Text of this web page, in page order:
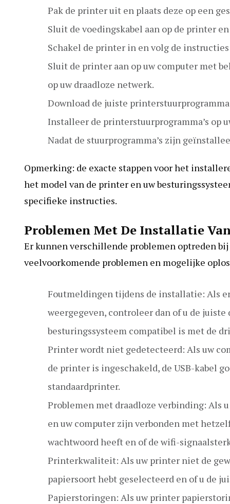
Pak de printer uit en plaats deze op een
Sluit de voedingskabel aan op de printer
Schakel de printer in en volg de
Sluit de printer aan op uw computer met
op uw draadloze netwerk.
Download de juiste
Installeer de printerstuurprogramma’s op
Nadat de stuurprogramma’s zijn
Opmerking: de exacte stappen voor het
het model van de printer en uw
specifieke instructies.
Problemen Met De Installatie
Er kunnen verschillende problemen optreden
veelvoorkomende problemen en mogelijke
Foutmeldingen tijdens de installatie: Als
weergegeven, controleer dan of u de
besturingssysteem compatibel is met de
Printer wordt niet gedetecteerd: Als uw
de printer is ingeschakeld, de USB-kabel
standaardprinter.
Problemen met draadloze verbinding: Als
en uw computer zijn verbonden met
wachtwoord heeft en of de wifi-
Printerkwaliteit: Als uw printer niet de
papiersoort hebt geselecteerd en of u de
Papierstoringen: Als uw printer